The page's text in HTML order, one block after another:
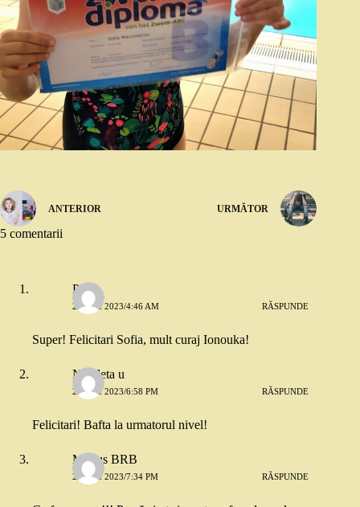
ANTERIOR URMĂTOR
5 comentarii
PH
26 MAI 2023/4:46 AM RĂSPUNDE
Super! Felicitari Sofia, mult curaj Ionouka!
Nicoleta u
26 MAI 2023/6:58 PM RĂSPUNDE
Felicitari! Bafta la urmatorul nivel!
Marius BRB
26 MAI 2023/7:34 PM RĂSPUNDE